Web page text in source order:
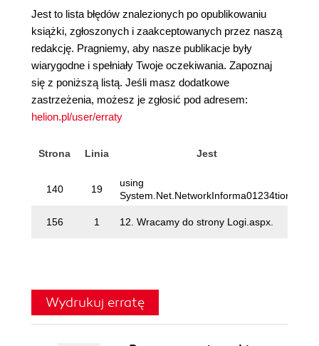
Jest to lista błędów znalezionych po opublikowaniu
książki, zgłoszonych i zaakceptowanych przez naszą
redakcję. Pragniemy, aby nasze publikacje były
wiarygodne i spełniały Twoje oczekiwania. Zapoznaj
się z poniższą listą. Jeśli masz dodatkowe
zastrzeżenia, możesz je zgłosić pod adresem:
helion.pl/user/erraty
Strona Linia Jest
140 19
using
System.Net.NetworkInforma01234tion;
156 1 12. Wracamy do strony Logi.aspx.
Wydrukuj erratę